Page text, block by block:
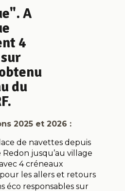
A
4
du
2025 et 2026 :
de navettes depuis
Redon jusqu’au village
4 créneaux
les allers et retours
éco responsables sur